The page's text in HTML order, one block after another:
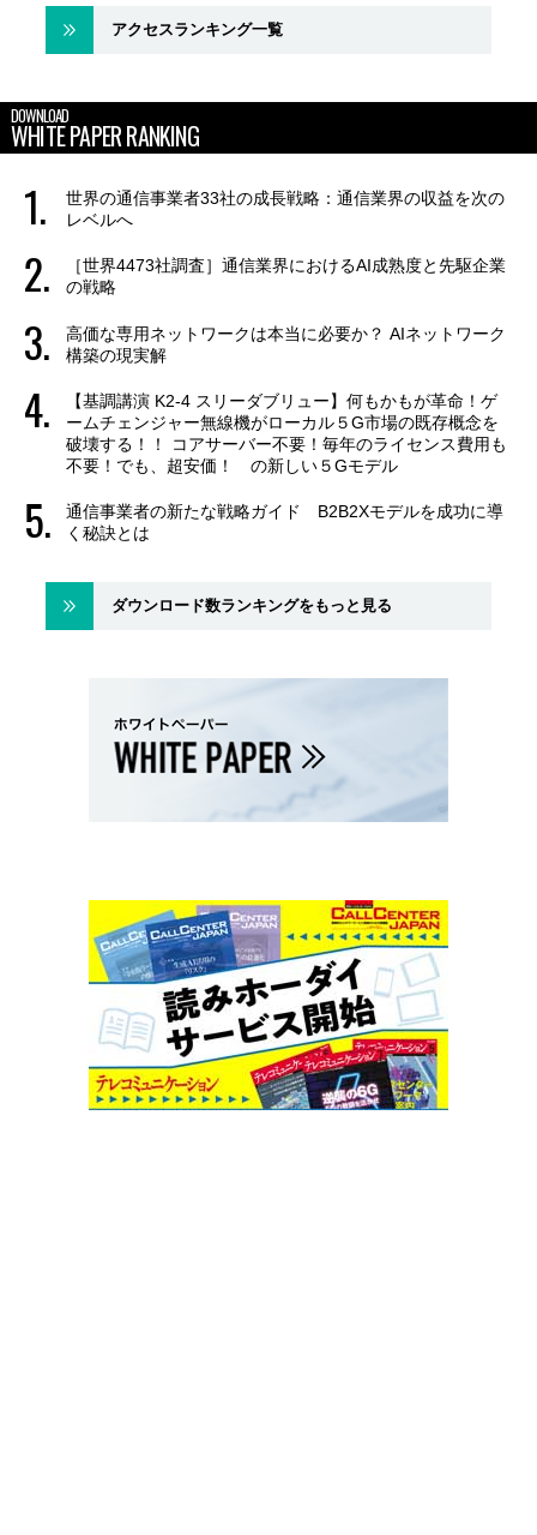
アクセスランキング一覧
DOWNLOAD
WHITE PAPER RANKING
世界の通信事業者33社の成長戦略：通信業界の収益を次の
レベルへ
［世界4473社調査］通信業界におけるAI成熟度と先駆企業
の戦略
高価な専用ネットワークは本当に必要か？ AIネットワーク
構築の現実解
【基調講演 K2-4 スリーダブリュー】何もかもが革命！ゲ
ームチェンジャー無線機がローカル５G市場の既存概念を
破壊する！！ コアサーバー不要！毎年のライセンス費用も
不要！でも、超安価！ の新しい５Gモデル
通信事業者の新たな戦略ガイド B2B2Xモデルを成功に導
く秘訣とは
ダウンロード数ランキングをもっと見る